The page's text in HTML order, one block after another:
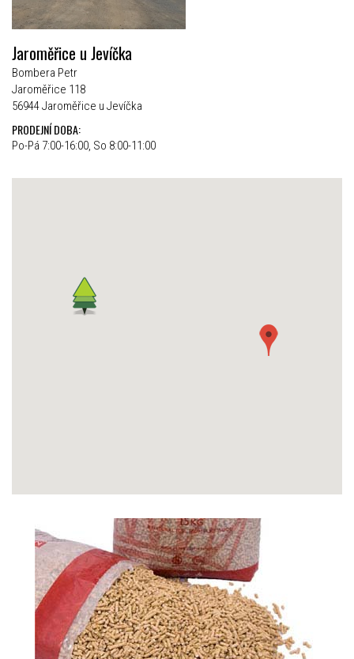
Jaroměřice u Jevíčka
Bombera Petr
Jaroměřice 118
56944 Jaroměřice u Jevíčka
PRODEJNÍ DOBA:
Po-Pá 7:00-16:00, So 8:00-11:00